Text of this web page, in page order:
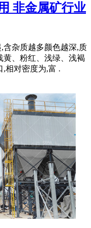
非金属矿行业
含杂质越多颜色越深,质
黄、粉红、浅绿、浅褐
,相对密度为,富 .